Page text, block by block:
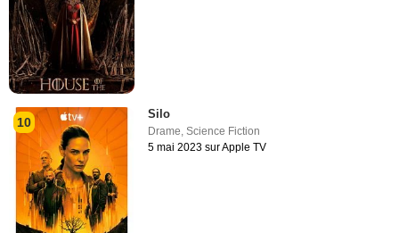
10
Silo
Drame,Science Fiction
5 mai 2023 sur Apple TV